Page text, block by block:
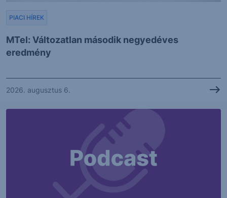
MTel: Változatlan második negyedéves
eredmény
PIACI HÍREK
2026. augusztus 6.